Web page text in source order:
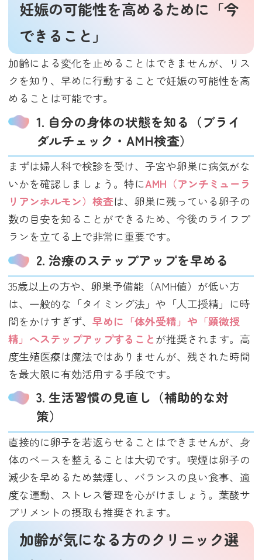
妊娠の可能性を高めるために「今
できること」
加齢による変化を止めることはできませんが、リス
クを知り、早めに行動することで妊娠の可能性を高
めることは可能です。
1. 自分の身体の状態を知る（ブライ
ダルチェック・AMH検査）
まずは婦人科で検診を受け、子宮や卵巣に病気がな
いかを確認しましょう。特にAMH（アンチミューラ
リアンホルモン）検査は、卵巣に残っている卵子の
数の目安を知ることができるため、今後のライフプ
ランを立てる上で非常に重要です。
2. 治療のステップアップを早める
35歳以上の方や、卵巣予備能（AMH値）が低い方
は、一般的な「タイミング法」や「人工授精」に時
間をかけすぎず、早めに「体外受精」や「顕微授
精」へステップアップすることが推奨されます。高
度生殖医療は魔法ではありませんが、残された時間
を最大限に有効活用する手段です。
3. 生活習慣の見直し（補助的な対
策）
直接的に卵子を若返らせることはできませんが、身
体のベースを整えることは大切です。喫煙は卵子の
減少を早めるため禁煙し、バランスの良い食事、適
度な運動、ストレス管理を心がけましょう。葉酸サ
プリメントの摂取も推奨されます。
加齢が気になる方のクリニック選